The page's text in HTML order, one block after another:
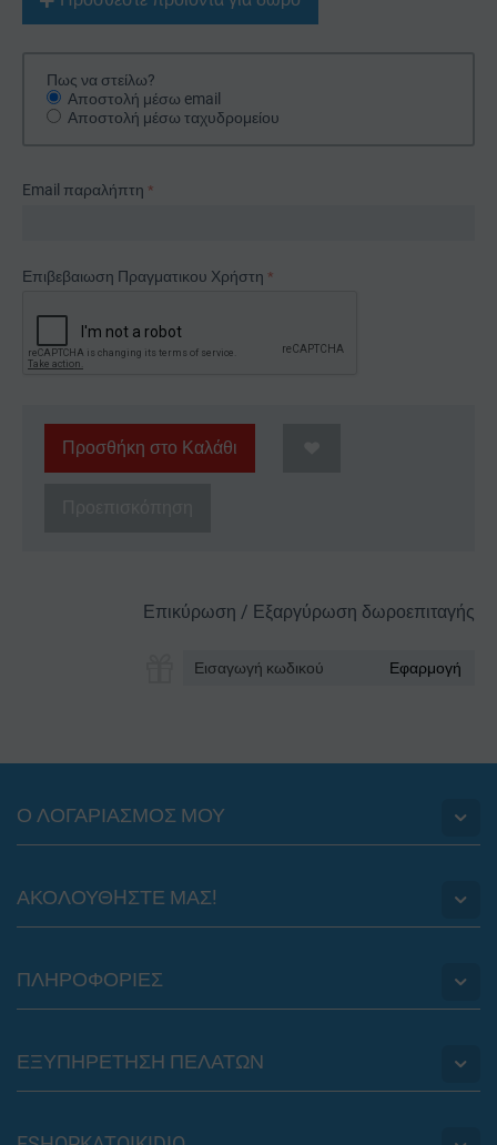
Πως να στείλω?
Αποστολή μέσω email
Αποστολή μέσω ταχυδρομείου
Email παραλήπτη
Επιβεβαιωση Πραγματικου Χρήστη
Προσθήκη στο Καλάθι
Επικύρωση / Εξαργύρωση δωροεπιταγής
Εφαρμογή
Ο ΛΟΓΑΡΙΑΣΜΟΣ ΜΟΥ
ΑΚΟΛΟΥΘHΣΤΕ ΜΑΣ!
ΠΛΗΡΟΦΟΡΙΕΣ
ΕΞΥΠΗΡΕΤΗΣΗ ΠΕΛΑΤΩΝ